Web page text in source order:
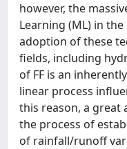
however, the
Learning (ML) in
adoption of these
fields, including
of FF is an
linear process
this reason, a
the process of
of rainfall/runoff